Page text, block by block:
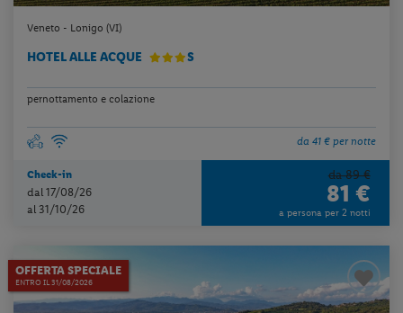
Veneto - Lonigo (VI)
HOTEL ALLE ACQUE S
pernottamento e colazione
da 41 € per notte
Check-in
dal 17/08/26
al 31/10/26
da 89 €
81 €
a persona per 2 notti
OFFERTA SPECIALE
ENTRO IL 31/08/2026